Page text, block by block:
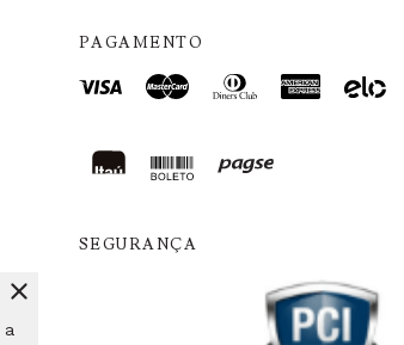
a
PAGAMENTO
SEGURANÇA